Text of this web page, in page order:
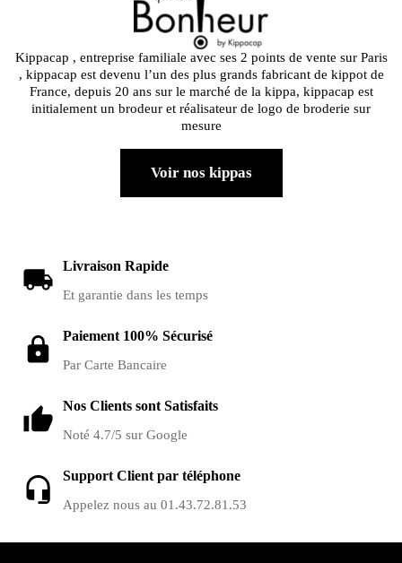
Kippacap , entreprise familiale avec ses 2 points de vente sur Paris
, kippacap est devenu l’un des plus grands fabricant de kippot de
France, depuis 20 ans sur le marché de la kippa, kippacap est
initialement un brodeur et réalisateur de logo de broderie sur
mesure
Voir nos kippas
Livraison Rapide
Et garantie dans les temps
Paiement 100% Sécurisé
Par Carte Bancaire
Nos Clients sont Satisfaits
Noté 4.7/5 sur Google
Support Client par téléphone
Appelez nous au 01.43.72.81.53